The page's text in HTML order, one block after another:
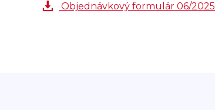
Objednávkový formulár 06/2025